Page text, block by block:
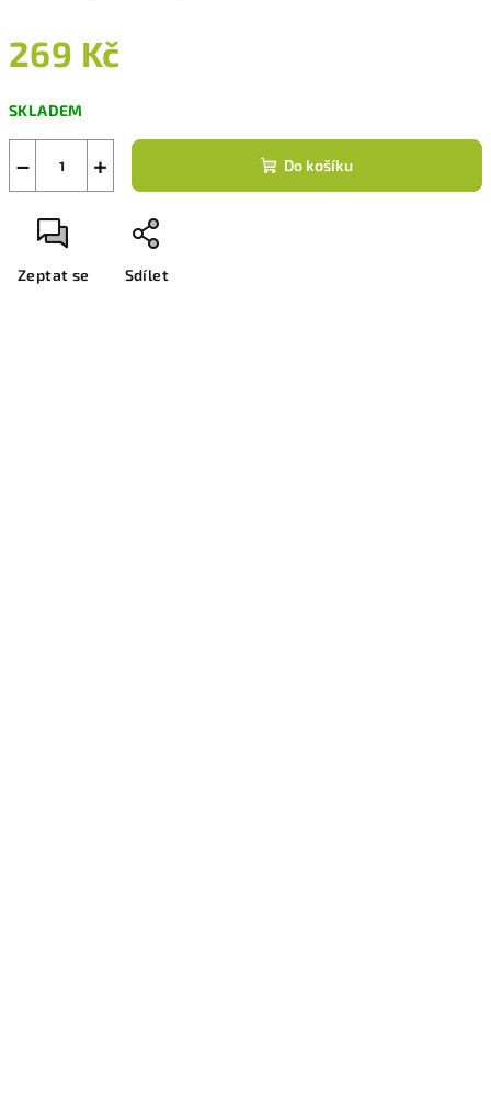
269 Kč
cena:
SKLADEM
+
− Do košíku
Zeptat se Sdílet